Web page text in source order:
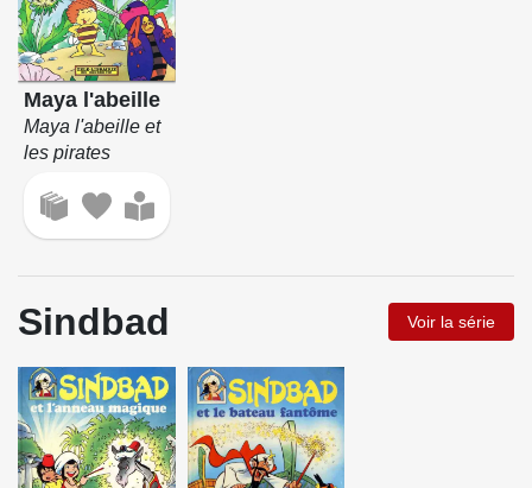
Maya l'abeille
Maya l'abeille et
les pirates
Sindbad Voir la série